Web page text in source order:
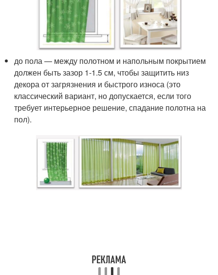
до пола — между полотном и напольным покрытием
должен быть зазор 1-1.5 см, чтобы защитить низ
декора от загрязнения и быстрого износа (это
классический вариант, но допускается, если того
требует интерьерное решение, спадание полотна на
пол).